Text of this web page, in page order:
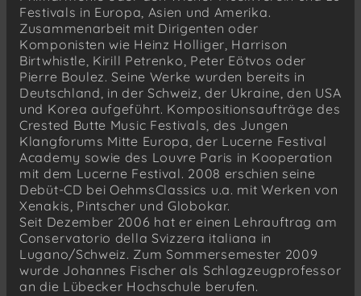
Festivals in Europa, Asien und Amerika.
Zusammenarbeit mit Dirigenten oder
Komponisten wie Heinz Holliger, Harrison
Birtwhistle, Kirill Petrenko, Peter Eötvos oder
Pierre Boulez. Seine Werke wurden bereits in
Deutschland, in der Schweiz, der Ukraine, den USA
und Korea aufgeführt. Kompositionsaufträge des
Crested Butte Music Festivals, des Jungen
Klangforums Mitte Europa, der Lucerne Festival
Academy sowie des Louvre Paris in Kooperation
mit dem Lucerne Festival. 2008 erschien seine
Debüt-CD bei OehmsClassics u.a. mit Werken von
Xenakis, Pintscher und Globokar.
Seit Dezember 2006 hat er einen Lehrauftrag am
Conservatorio della Svizzera italiana in
Lugano/Schweiz. Zum Sommersemester 2009
wurde Johannes Fischer als Schlagzeugprofessor
an die Lübecker Hochschule berufen.